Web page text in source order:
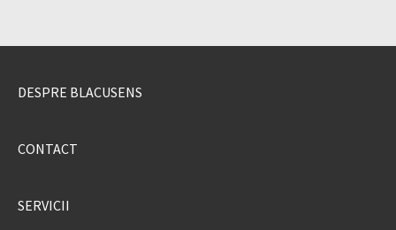
DESPRE BLACUSENS
CONTACT
SERVICII